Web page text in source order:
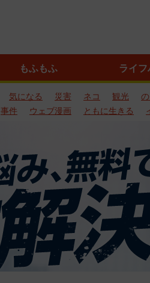
もふもふ ライフ
気になる 災害 ネコ 観光
事件 ウェブ漫画 ともに生きる